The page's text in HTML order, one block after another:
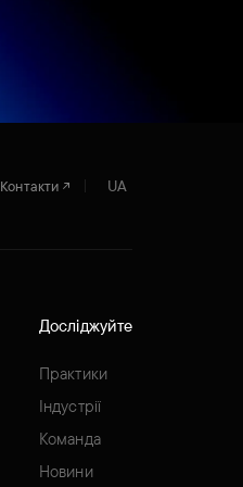
Контакти UA
Досліджуйте
Практики
Індустрії
Команда
Новини